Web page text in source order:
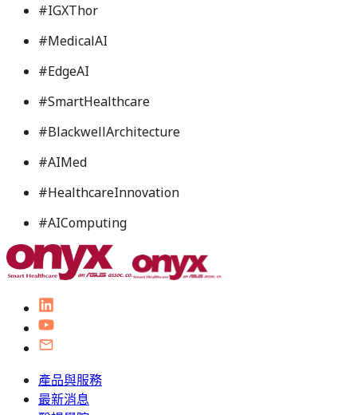
#IGXThor
#MedicalAI
#EdgeAI
#SmartHealthcare
#BlackwellArchitecture
#AIMed
#HealthcareInnovation
#AIComputing
產品與服務
最新消息